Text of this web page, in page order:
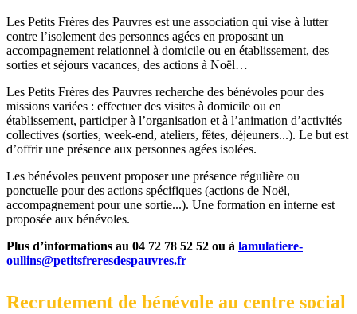
Les Petits Frères des Pauvres est une association qui vise à lutter
contre l’isolement des personnes agées en proposant un
accompagnement relationnel à domicile ou en établissement, des
sorties et séjours vacances, des actions à Noël…
Les Petits Frères des Pauvres recherche des bénévoles pour des
missions variées : effectuer des visites à domicile ou en
établissement, participer à l’organisation et à l’animation d’activités
collectives (sorties, week-end, ateliers, fêtes, déjeuners...). Le but est
d’offrir une présence aux personnes agées isolées.
Les bénévoles peuvent proposer une présence régulière ou
ponctuelle pour des actions spécifiques (actions de Noël,
accompagnement pour une sortie...). Une formation en interne est
proposée aux bénévoles.
Plus d’informations au 04 72 78 52 52 ou à lamulatiere-
oullins@petitsfreresdespauvres.fr
Recrutement de bénévole au centre social